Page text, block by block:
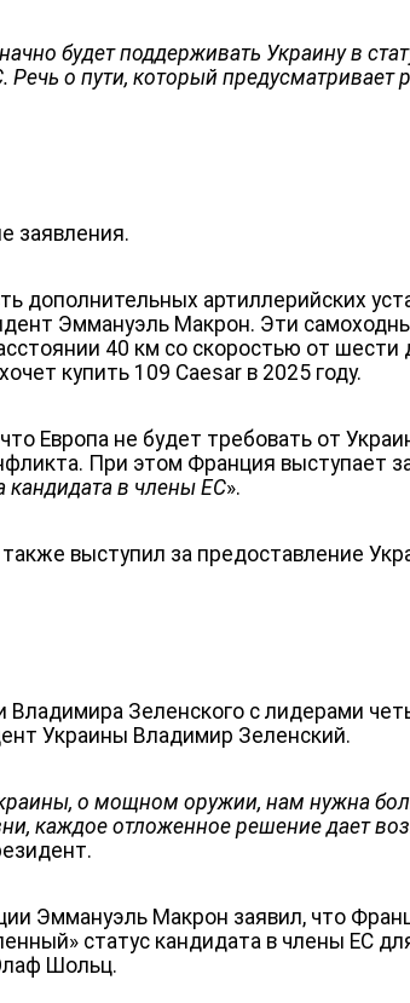
будет поддерживать Украину в
о пути, который предусматривает
заявления.
дополнительных артиллерийских
Эммануэль Макрон. Эти
40 км со скоростью от шести
купить 109 Caesar в 2025 году.
Европа не будет требовать от
При этом Франция выступает
кандидата в члены ЕС».
выступил за предоставление
Владимира Зеленского с лидерами
Украины Владимир Зеленский.
о мощном оружии, нам нужна
каждое отложенное решение дает
Эммануэль Макрон заявил, что
статус кандидата в члены ЕС
Шольц.